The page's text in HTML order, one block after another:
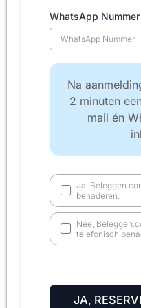
WhatsApp Nummer
Na
2 minuten
mail én
Ja,
benaderen.
Nee,
telefonisch
JA,